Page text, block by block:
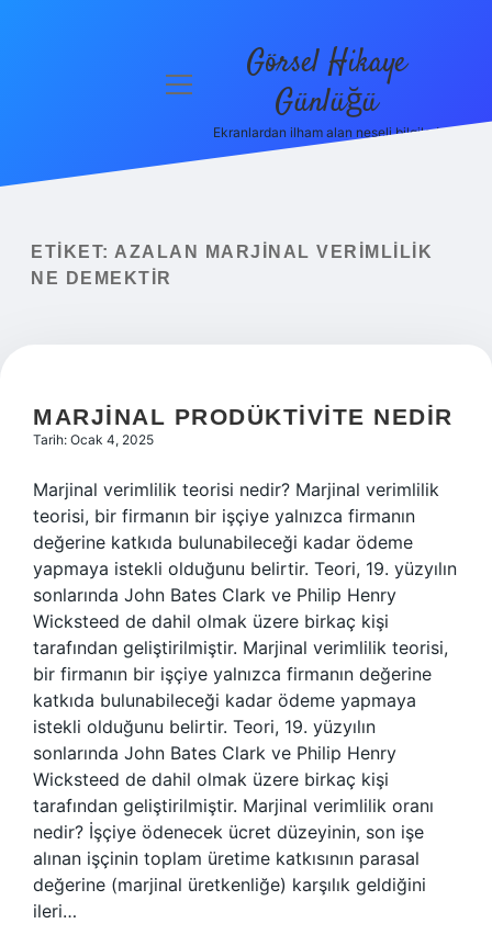
Yasal Uyarı
menüyü
Görsel Hikaye
Günlüğü
Ekranlardan ilham alan neşeli bilgiler!
ETIKET: AZALAN MARJINAL VERIMLILIK
NE DEMEKTIR
MARJINAL PRODÜKTIVITE NEDIR
Tarih: Ocak 4, 2025
Marjinal verimlilik teorisi nedir? Marjinal verimlilik
teorisi, bir firmanın bir işçiye yalnızca firmanın
değerine katkıda bulunabileceği kadar ödeme
yapmaya istekli olduğunu belirtir. Teori, 19. yüzyılın
sonlarında John Bates Clark ve Philip Henry
Wicksteed de dahil olmak üzere birkaç kişi
tarafından geliştirilmiştir. Marjinal verimlilik teorisi,
bir firmanın bir işçiye yalnızca firmanın değerine
katkıda bulunabileceği kadar ödeme yapmaya
istekli olduğunu belirtir. Teori, 19. yüzyılın
sonlarında John Bates Clark ve Philip Henry
Wicksteed de dahil olmak üzere birkaç kişi
tarafından geliştirilmiştir. Marjinal verimlilik oranı
nedir? İşçiye ödenecek ücret düzeyinin, son işe
alınan işçinin toplam üretime katkısının parasal
değerine (marjinal üretkenliğe) karşılık geldiğini
ileri…